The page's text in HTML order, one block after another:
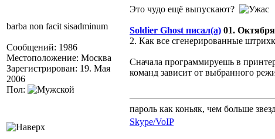
barba non facit sisadminum
Сообщений: 1986
Местоположение: Москва
Зарегистрирован: 19. Мая
2006
Пол:
Это чудо ещё выпускают?
Soldier Ghost писал(а) 01.
2. Как все сгенерированные
Сначала программируешь в
команд зависит от выбранного
пароль как коньяк, чем больше
Skype/VoIP